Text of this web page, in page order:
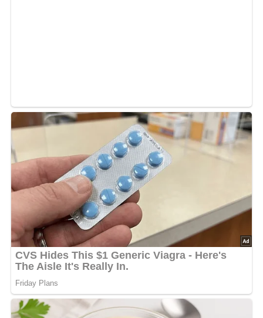
Die Tomaten enthäuten, indem du sie kurz in
kochendes Wasser legst und anschließend die Haut
Die Tomaten, bis auf 2 Stück, zusammen mit dem
eingeweichten Weißbrot durch ein Sieb streichen oder
in einem Mixer pürieren.
Die Mayonnaise mit dem Essig verdünnen und unter
den pürierten Tomatenbrei rühren.
Etwa 1 Liter kaltes, abgekochtes Wasser hinzufügen,
um die gewünschte Konsistenz zu erreichen.
Die Suppe kräftig mit Salz, Pfeffer, Paprika und einer
Prise Zucker würzen.
Die Gurke schälen, halbieren und die Kerne entfernen.
Dann die Gurke und die restlichen 2 Tomaten in kleine
Würfel schneiden und in die Suppe geben.